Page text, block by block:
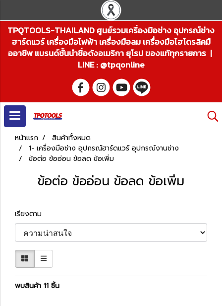
TPQTOOLS-THAILAND ศูนย์รวมเครื่องมือช่าง อุปกรณ์ช่าง
ฮาร์ดแวร์ เครื่องมือไฟฟ้า เครื่องมือลม เครื่องมือไฮโดรลิคมื
ออาชีพ แบรนด์ชั้นนำชื่อดังอเมริกา ยุโรป ของแท้ทุกรายการ |
LINE : @tpqonline
หน้าแรก
สินค้าทั้งหมด
1- เครื่องมือช่าง อุปกรณ์ฮาร์ดแวร์ อุปกรณ์งานช่าง
ข้อต่อ ข้ออ่อน ข้อลด ข้อเพิ่ม
ข้อต่อ ข้ออ่อน ข้อลด ข้อเพิ่ม
เรียงตาม
พบสินค้า 11 ชิ้น